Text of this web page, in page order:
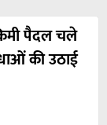
पैदल चले
की उठाई